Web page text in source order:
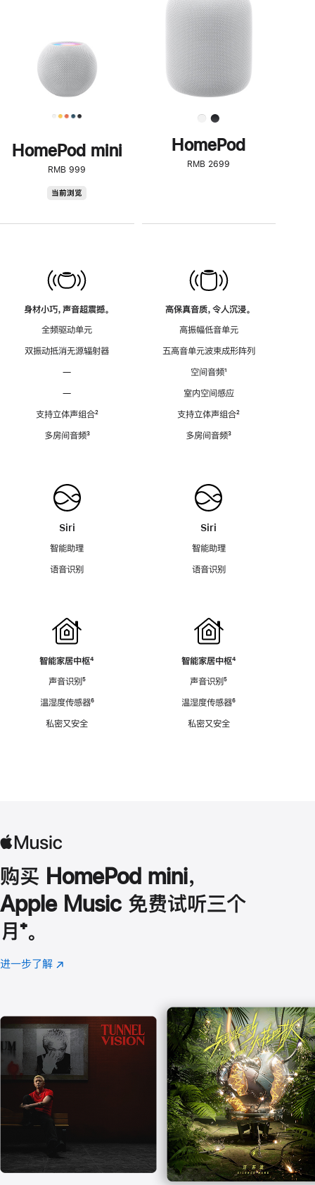
HomePod mini
RMB 999
当前浏览
身材小巧，声音超震撼。
全频驱动单元
双振动抵消无源辐射器
—
—
支持立体声组合脚
²
多房间音频脚
³
Siri
智能助理
语音识别
智能家居中枢脚
⁴
声音识别脚
⁵
温湿度传感器脚
⁶
私密又安全
了
解
HomePod<
HomePod
RMB 2699
高保真音质，令人沉浸。
高振幅低音单元
五高音单元波束成形阵列
空间音频脚
¹
室内空间感应
支持立体声组合脚
²
多房间音频脚
³
Siri
智能助理
语音识别
智能家居中枢脚
⁴
声音识别脚
⁵
温湿度传感器脚
⁶
私密又安全
购买 HomePod mini，
Apple Music 免费试听三个
月 脚
注
⁺。
进一步了解 Apple
(在
口
中
打
开)